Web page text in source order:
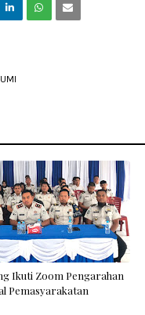
Ikuti Zoom Pengarahan
Pemasyarakatan